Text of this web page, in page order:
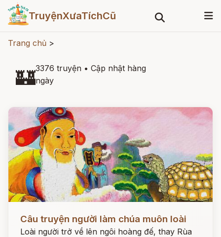
TruyệnXưaTíchCũ
Trang chủ >
🏰3376 truyện • Cập nhật hàng
ngày
Câu truyện người làm chúa muôn loài
Loài người trở về lên ngôi hoàng đế, thay Rùa